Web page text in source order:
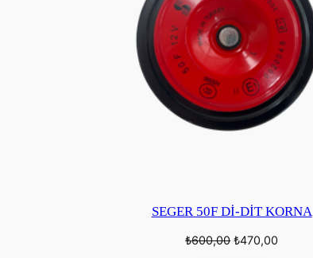
SEGER 50F Dİ-DİT KORNA
₺600,00 Orijinal
₺470,00